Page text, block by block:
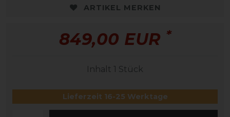
ARTIKEL MERKEN
849,00 EUR *
Inhalt 1 Stück
Lieferzeit 16-25 Werktage